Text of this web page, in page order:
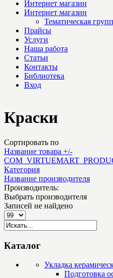
Интернет магазин
Интернет магазин
Тематическая
Прайсы
Услуги
Наша работа
Статьи
Контакты
Библиотека
Вход
Краски
Сортировать по
Название товара +/-
Категория
Название производителя
Производитель:
Выбрать производителя
Записей не найдено
Каталог
Укладка
Подготовка